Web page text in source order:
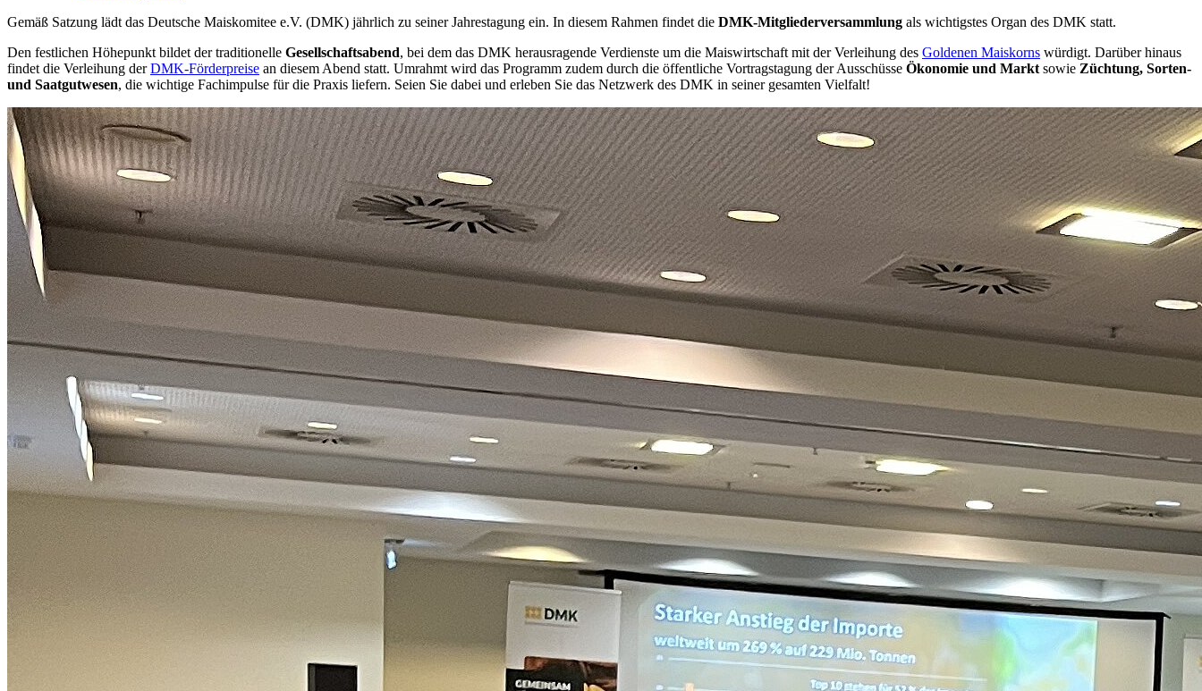
Gemäß Satzung lädt das Deutsche Maiskomitee e.V. (DMK) jährlich zu seiner Jahrestagung ein. In diesem Rahmen findet die DMK-Mitgliederversammlung als wichtigstes Organ des DMK statt.
Den festlichen Höhepunkt bildet der traditionelle Gesellschaftsabend, bei dem das DMK herausragende Verdienste um die Maiswirtschaft mit der Verleihung des Goldenen Maiskorns würdigt. Darüber hinaus
findet die Verleihung derDMK-Förderpreise an diesem Abend statt. Umrahmt wird das Programm zudem durch die öffentliche Vortragstagung der Ausschüsse Ökonomie und Markt sowie Züchtung, Sorten-
und Saatgutwesen, die wichtige Fachimpulse für die Praxis liefern. Seien Sie dabei und erleben Sie das Netzwerk des DMK in seiner gesamten Vielfalt!